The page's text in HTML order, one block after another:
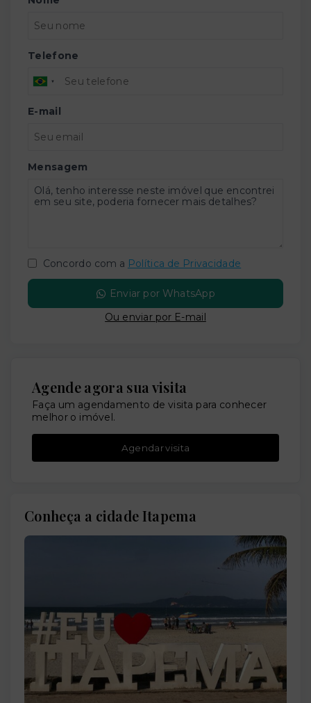
Telefone
E-mail
Mensagem
Concordo com a Política de Privacidade
Enviar por WhatsApp
Ou enviar por E-mail
Agende agora sua visita
Faça um agendamento de visita para conhecer
melhor o imóvel.
Agendar visita
Conheça a cidade Itapema